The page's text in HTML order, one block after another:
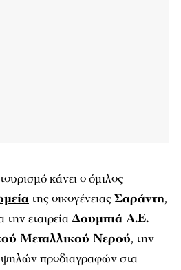
κάνει ο όμιλος
της οικογένειαςΣαράντη,
εταιρείαΔουμπιά Α.Ε.
Μεταλλικού Νερού, την
προδιαγραφών στα